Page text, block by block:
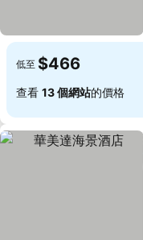
低至 $466
查看 13 個網站的價格